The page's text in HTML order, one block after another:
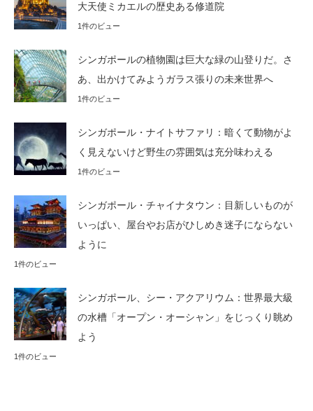
大天使ミカエルの歴史ある修道院
1件のビュー
シンガポールの植物園は巨大な緑の山登りだ。さ
あ、出かけてみようガラス張りの未来世界へ
1件のビュー
シンガポール・ナイトサファリ：暗くて動物がよ
く見えないけど野生の雰囲気は充分味わえる
1件のビュー
シンガポール・チャイナタウン：目新しいものが
いっぱい、屋台やお店がひしめき迷子にならない
ように
1件のビュー
シンガポール、シー・アクアリウム：世界最大級
の水槽「オープン・オーシャン」をじっくり眺め
よう
1件のビュー